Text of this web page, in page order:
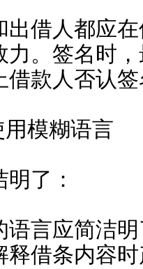
借人都应在
力。签名时
借款人否认
模糊语言
了：
言应简洁明
借条内容